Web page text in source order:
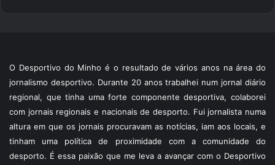
O Desportivo do Minho é o resultado de vários anos na área do
jornalismo desportivo. Durante 20 anos trabalhei num jornal diário
regional, que tinha uma forte componente desportiva, colaborei
com jornais regionais e nacionais de desporto. Fui jornalista numa
altura em que os jornais procuravam as notícias, iam aos locais, e
tinham uma política de proximidade com a comunidade do
desporto. É essa paixão que me leva a avançar com o Desportivo